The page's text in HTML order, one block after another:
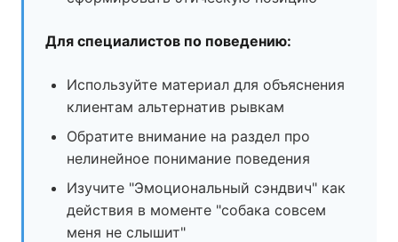
Для специалистов по поведению:
Используйте материал для объяснения
клиентам альтернатив рывкам
Обратите внимание на раздел про
нелинейное понимание поведения
Изучите "Эмоциональный сэндвич" как
действия в моменте "собака совсем
меня не слышит"